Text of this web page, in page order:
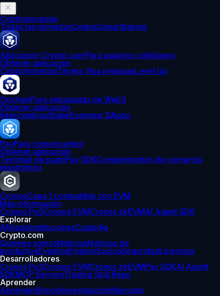
Criptomonedas
Todas las monedasCestasGanarStaking
Aplicación Crypto.comPara usuarios cotidianos
Obtener aplicación
CriptomonedasTarjeta Visa prepagoLevel Up
OnchainPara entusiastas de Web3
Obtener aplicación
IntercambiosStakeExaminar DApps
PayPara comerciantes
Obtener aplicación
Terminal de pagoPay SDKComplementos de comercio
electrónico
CronosCapa 1 compatible con EVM
Más información
Cronos PoSCronos EVMCronos zkEVMAI Agent SDK
Explorar
AfiliadoInstitucionesCustodia
Crypto.com
Quiénes somosNoticiasNoticias de
productosEventosEmpleoSociosSeguridadLicencias
Desarrolladores
Cronos PoSCronos EVMCronos zkEVMPay SDKAI Agent
SDKMCP ServersTrading Skill Repo
Aprender
AprenderBitcoinInvestigaciónMercado